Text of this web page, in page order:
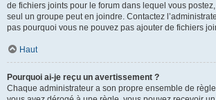
de fichiers joints pour le forum dans lequel vous
seul un groupe peut en joindre. Contactez
pas pourquoi vous ne pouvez pas ajouter de fichiers
Haut
Pourquoi ai-je reçu un avertissement ?
Chaque administrateur a son propre ensemble de